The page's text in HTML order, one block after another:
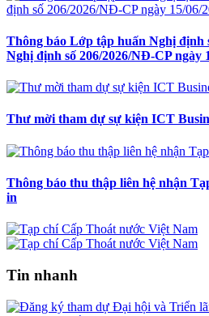
Thông báo Lớp tập huấn Nghị định
Nghị định số 206/2026/NĐ-CP ngày
Thư mời tham dự sự kiện ICT
Thông báo thu thập liên hệ nhận
in
Tin nhanh